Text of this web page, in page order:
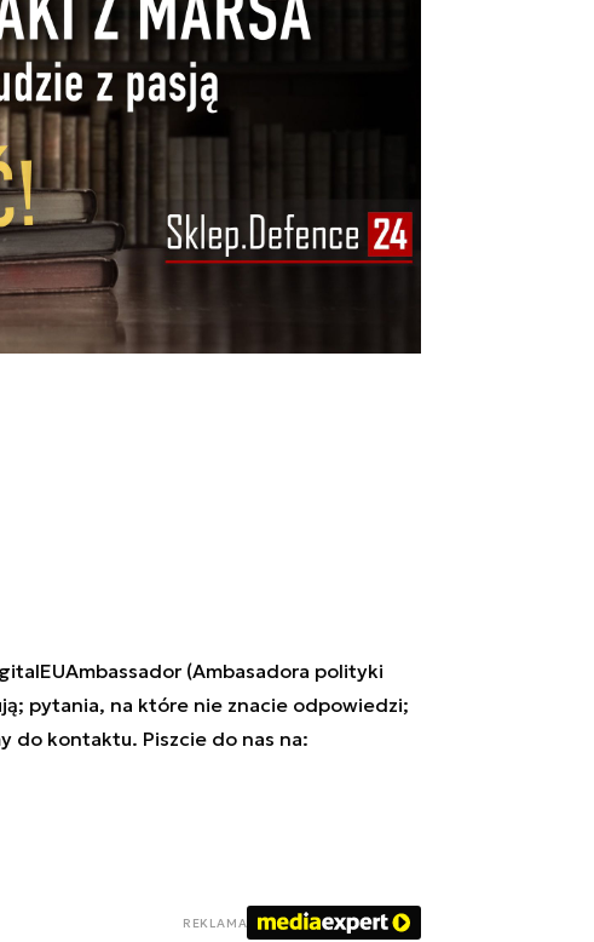
(Ambasadora polityki
pytania, na które nie znacie odpowiedzi;
do kontaktu. Piszcie do nas na:
REKLAMA